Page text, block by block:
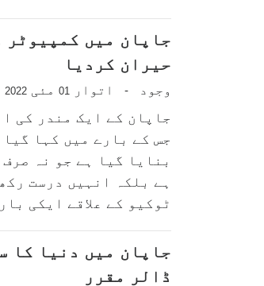
جاپان میں کمپیوٹر
حیران کردیا
وجود - اتوار 01 مئی 2022
جاپان کے ایک مندر کی
جس کے بارے میں کہا
بنایا گیا ہے جو نہ
ہے بلکہ انہیں درست
ٹوکیو کے علاقے ایکی
جاپان میں دنیا کا
ڈالر مقرر